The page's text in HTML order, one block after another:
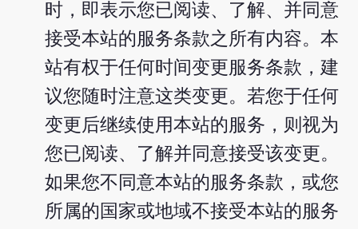
时，即表示您已阅读、了解、并同意
接受本站的服务条款之所有内容。本
站有权于任何时间变更服务条款，建
议您随时注意这类变更。若您于任何
变更后继续使用本站的服务，则视为
您已阅读、了解并同意接受该变更。
如果您不同意本站的服务条款，或您
所属的国家或地域不接受本站的服务